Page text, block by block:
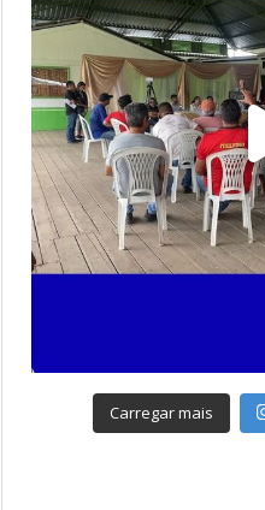
Carregar mais